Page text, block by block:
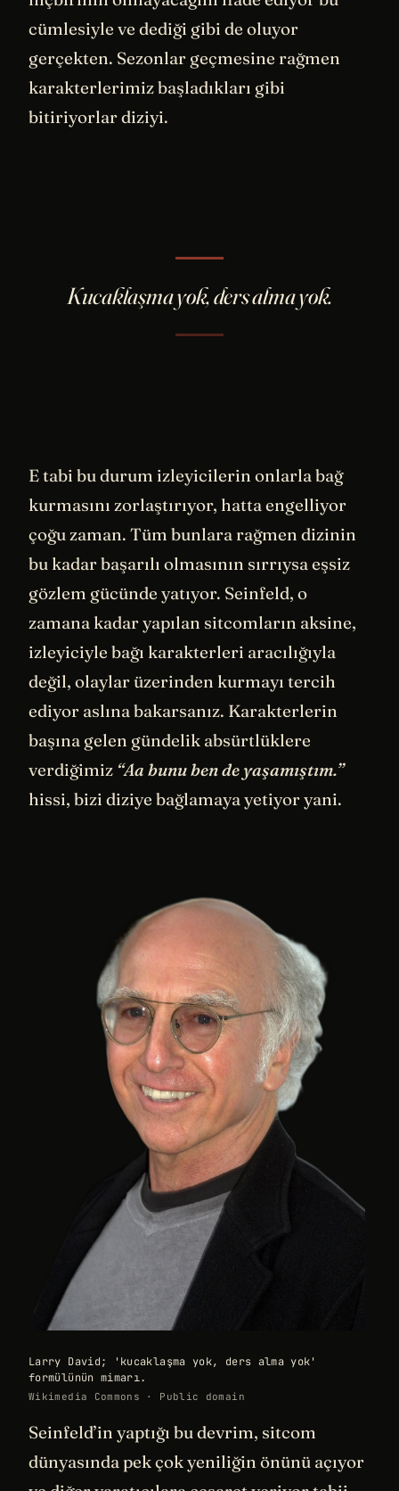
cümlesiyle ve dediği gibi de oluyor
gerçekten. Sezonlar geçmesine rağmen
karakterlerimiz başladıkları gibi
bitiriyorlar diziyi.
Kucaklaşma yok, ders alma yok.
E tabi bu durum izleyicilerin onlarla bağ
kurmasını zorlaştırıyor, hatta engelliyor
çoğu zaman. Tüm bunlara rağmen dizinin
bu kadar başarılı olmasının sırrıysa eşsiz
gözlem gücünde yatıyor. Seinfeld, o
zamana kadar yapılan sitcomların aksine,
izleyiciyle bağı karakterleri aracılığıyla
değil, olaylar üzerinden kurmayı tercih
ediyor aslına bakarsanız. Karakterlerin
başına gelen gündelik absürtlüklere
verdiğimiz “Aa bunu ben de yaşamıştım.”
hissi, bizi diziye bağlamaya yetiyor yani.
Larry David; 'kucaklaşma yok, ders alma yok'
formülünün mimarı.
Wikimedia Commons · Public domain
Seinfeld’in yaptığı bu devrim, sitcom
dünyasında pek çok yeniliğin önünü açıyor